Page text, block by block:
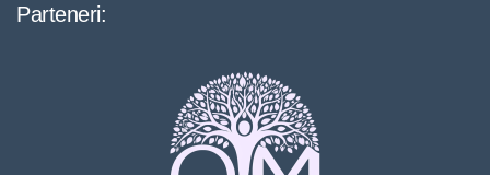
Parteneri: